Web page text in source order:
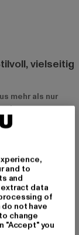
vielseitig
mehr als nur
von
im Alltag, im
Kombination
du dich in jeder
Looks
vereinen.
and to
and
data
of
not have
change
"Accept" you